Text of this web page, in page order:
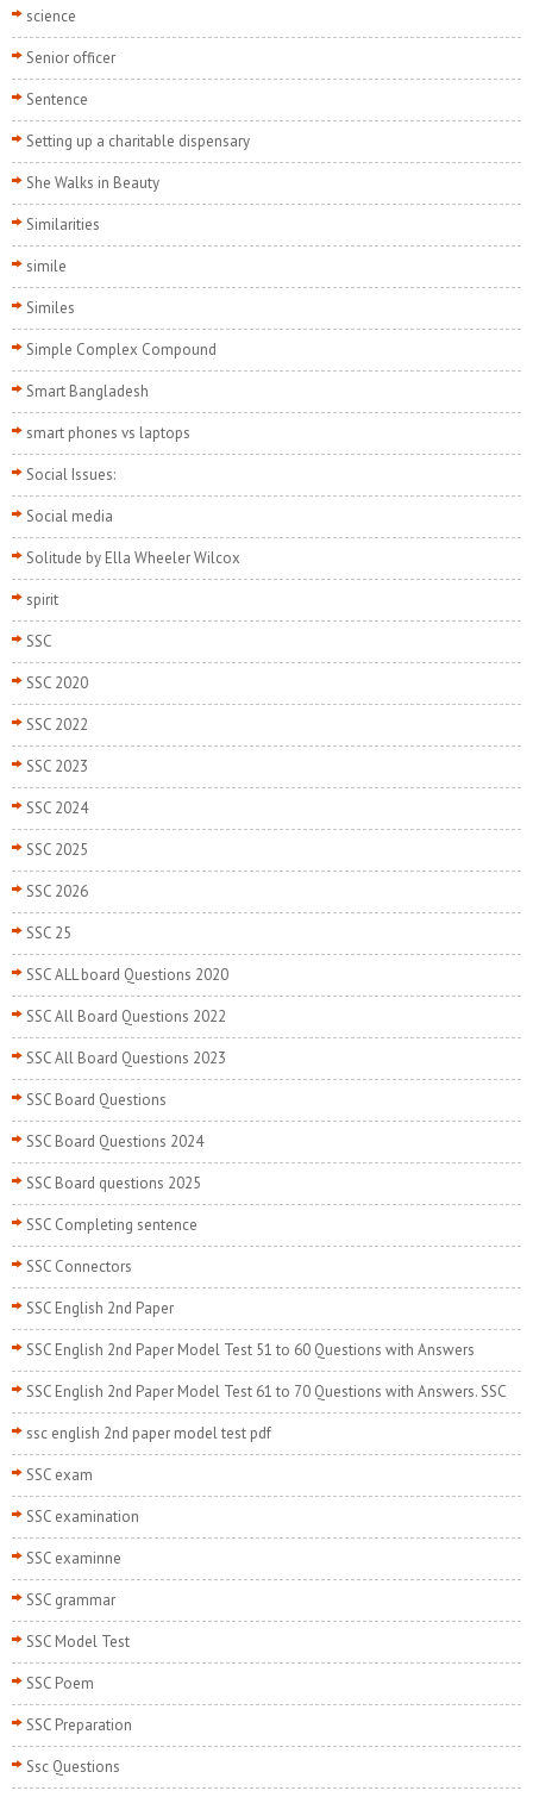
science
Senior officer
Sentence
Setting up a charitable dispensary
She Walks in Beauty
Similarities
simile
Similes
Simple Complex Compound
Smart Bangladesh
smart phones vs laptops
Social Issues:
Social media
Solitude by Ella Wheeler Wilcox
spirit
SSC
SSC 2020
SSC 2022
SSC 2023
SSC 2024
SSC 2025
SSC 2026
SSC 25
SSC ALL board Questions 2020
SSC All Board Questions 2022
SSC All Board Questions 2023
SSC Board Questions
SSC Board Questions 2024
SSC Board questions 2025
SSC Completing sentence
SSC Connectors
SSC English 2nd Paper
SSC English 2nd Paper Model Test 51 to 60 Questions with Answers
SSC English 2nd Paper Model Test 61 to 70 Questions with Answers. SSC
ssc english 2nd paper model test pdf
SSC exam
SSC examination
SSC examinne
SSC grammar
SSC Model Test
SSC Poem
SSC Preparation
Ssc Questions